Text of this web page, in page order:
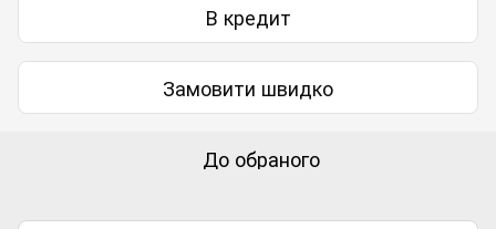
В кредит
Замовити швидко
До обраного